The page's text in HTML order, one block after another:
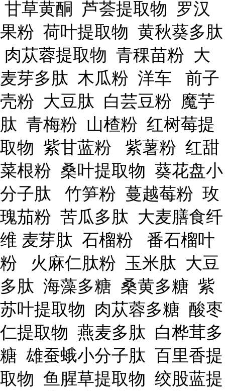
甘草黄酮 芦荟提取物 罗汉
果粉 荷叶提取物 黄秋葵多肽
肉苁蓉提取物 青稞苗粉 大
麦芽多肽 木瓜粉 洋车 前子
壳粉 大豆肽 白芸豆粉 魔芋
肽 青梅粉 山楂粉 红树莓提
取物 紫甘蓝粉 紫薯粉 红甜
菜根粉 桑叶提取物 葵花盘小
分子肽 竹笋粉 蔓越莓粉 玫
瑰茄粉 苦瓜多肽 大麦膳食纤
维 麦芽肽 石榴粉 番石榴叶
粉 火麻仁肽粉 玉米肽 大豆
多肽 海藻多糖 桑黄多糖 紫
苏叶提取物 肉苁蓉多糖 酸枣
仁提取物 燕麦多肽 白桦茸多
糖 雄蚕蛾小分子肽 百里香提
取物 鱼腥草提取物 绞股蓝提